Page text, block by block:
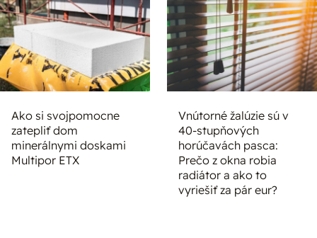
Ako si svojpomocne
zatepliť dom
minerálnymi doskami
Multipor ETX
Vnútorné žalúzie sú v
40-stupňových
horúčavách pasca:
Prečo z okna robia
radiátor a ako to
vyriešiť za pár eur?